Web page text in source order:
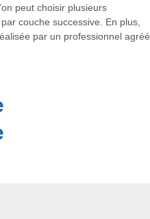
peut choisir plusieurs
couche successive. En plus,
par un professionnel agréé.